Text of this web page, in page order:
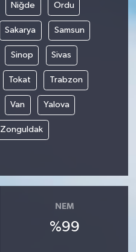
Niğde Ordu
Sakarya Samsun
Sinop Sivas
Tokat Trabzon
Van Yalova
Zonguldak
NEM
%99